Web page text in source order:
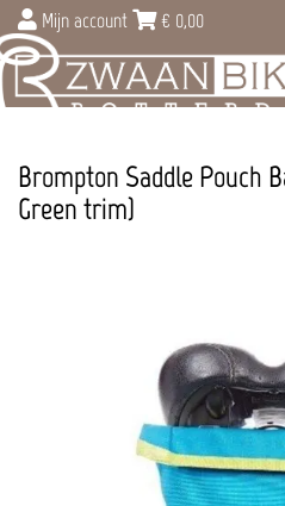
Mijn account € 0,00
Brompton Saddle Pouch
Green trim)